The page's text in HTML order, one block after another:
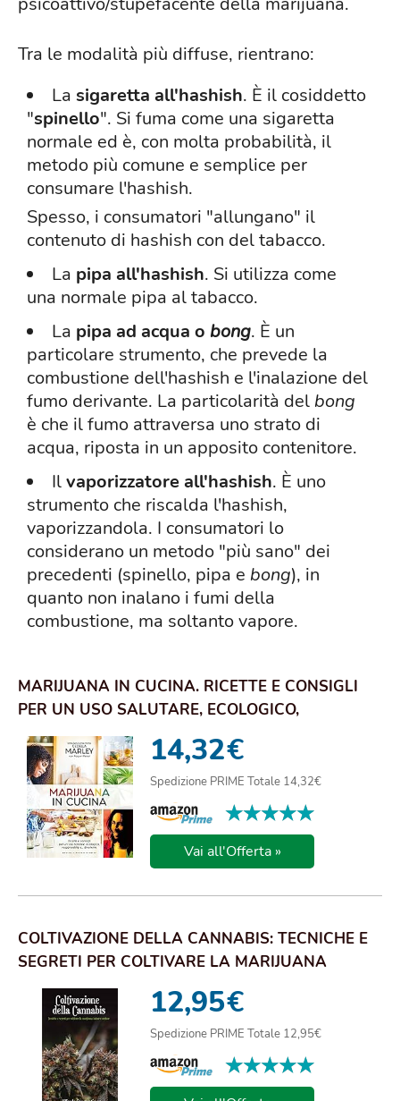
Tra le modalità più diffuse, rientrano:
La sigaretta all'hashish. È il cosiddetto
"spinello". Si fuma come una sigaretta
normale ed è, con molta probabilità, il
metodo più comune e semplice per
consumare l'hashish.
Spesso, i consumatori "allungano" il
contenuto di hashish con del tabacco.
La pipa all'hashish. Si utilizza come
una normale pipa al tabacco.
La pipa ad acqua o bong. È un
particolare strumento, che prevede la
combustione dell'hashish e l'inalazione del
fumo derivante. La particolarità del bong
è che il fumo attraversa uno strato di
acqua, riposta in un apposito contenitore.
Ilvaporizzatore all'hashish. È uno
strumento che riscalda l'hashish,
vaporizzandola. I consumatori lo
considerano un metodo "più sano" dei
precedenti (spinello, pipa e bong), in
quanto non inalano i fumi della
combustione, ma soltanto vapore.
MARIJUANA IN CUCINA. RICETTE E CONSIGLI
PER UN USO SALUTARE, ECOLOGICO,
RESPONSABILE E....14,32€
Spedizione PRIME Totale 14,32€
★★★★★
★★★★★
Vai all'Offerta »
COLTIVAZIONE DELLA CANNABIS: TECNICHE E
SEGRETI PER COLTIVARE LA MARIJUANA
INDOOR E OUT...
12,95€
Spedizione PRIME Totale 12,95€
★★★★★
★★★★★